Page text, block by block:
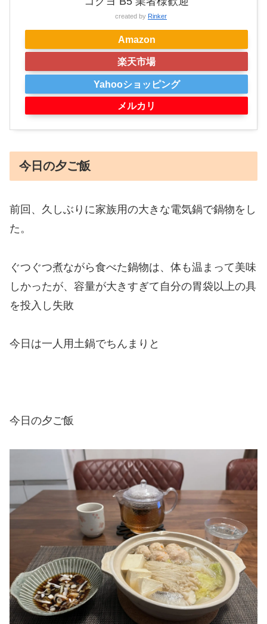
created by Rinker
Amazon
楽天市場
Yahooショッピング
メルカリ
今日の夕ご飯
前回、久しぶりに家族用の大きな電気鍋で鍋物をし
た。
ぐつぐつ煮ながら食べた鍋物は、体も温まって美味
しかったが、容量が大きすぎて自分の胃袋以上の具
を投入し失敗
今日は一人用土鍋でちんまりと
今日の夕ご飯